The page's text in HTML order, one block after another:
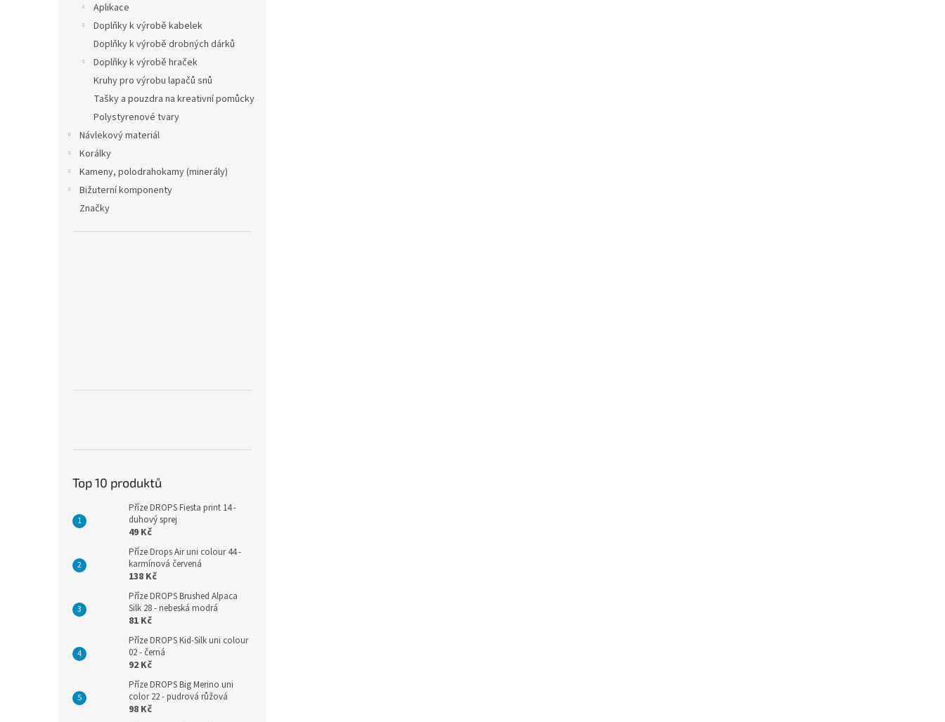
Aplikace
Doplňky k výrobě kabelek
Doplňky k výrobě drobných dárků
Doplňky k výrobě hraček
Kruhy pro výrobu lapačů snů
Tašky a pouzdra na kreativní pomůcky
Polystyrenové tvary
Návlekový materiál
Korálky
Kameny, polodrahokamy (minerály)
Bižuterní komponenty
Značky
Top 10 produktů
Příze DROPS Fiesta print 14 -
duhový sprej
49 Kč
Příze Drops Air uni colour 44 -
karmínová červená
138 Kč
Příze DROPS Brushed Alpaca
Silk 28 - nebeská modrá
81 Kč
Příze DROPS Kid-Silk uni colour
02 - černá
92 Kč
Příze DROPS Big Merino uni
color 22 - pudrová růžová
98 Kč